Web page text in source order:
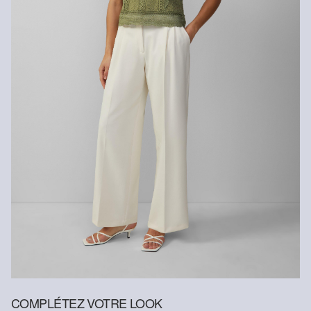
Nettoyage à sec au perchloroéthylène
COMPLÉTEZ VOTRE LOOK